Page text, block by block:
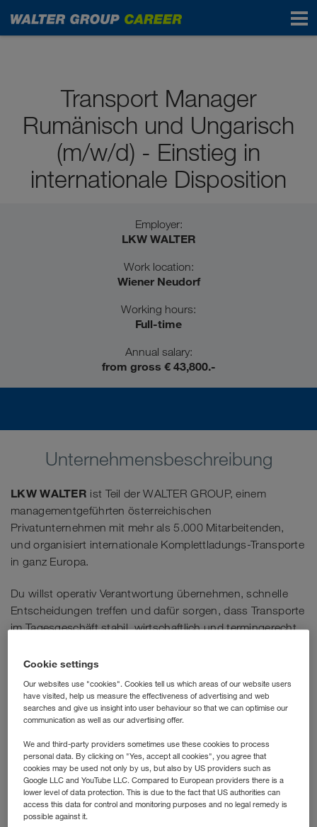
Pupils / School graduates
Transport Manager
Rumänisch und Ungarisch
(m/w/d) - Einstieg in
internationale Disposition
Employer:
LKW WALTER
Work location:
Wiener Neudorf
Working hours:
Full-time
Annual salary:
from gross € 43,800.-
Unternehmensbeschreibung
LKW WALTER ist Teil der WALTER GROUP, einem
managementgeführten österreichischen
Privatunternehmen mit mehr als 5.000 Mitarbeitenden,
und organisiert internationale Komplettladungs-Transporte
in ganz Europa.
Du willst operativ Verantwortung übernehmen, schnelle
Entscheidungen treffen und dafür sorgen, dass Transporte
im Tagesgeschäft stabil, wirtschaftlich und termingerecht
steuerst du die operative Transportabwicklung nach der
Grobplanung und hältst die Abläufe auch dann auf Kurs,
wenn’s dynamisch wird.
Cookie settings
Our websites use "cookies". Cookies tell us which areas of our website users
have visited, help us measure the effectiveness of advertising and web
searches and give us insight into user behaviour so that we can optimise our
communication as well as our advertising offer.
We and third-party providers sometimes use these cookies to process
personal data. By clicking on "Yes, accept all cookies", you agree that
cookies may be used not only by us, but also by US providers such as
Google LLC and YouTube LLC. Compared to European providers there is a
lower level of data protection. This is due to the fact that US authorities can
access this data for control and monitoring purposes and no legal remedy is
possible against it.